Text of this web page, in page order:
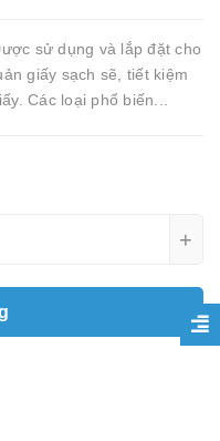
sử dụng và lắp đặt cho
giấy sạch sẽ, tiết kiệm
Các loại phổ biến...
+